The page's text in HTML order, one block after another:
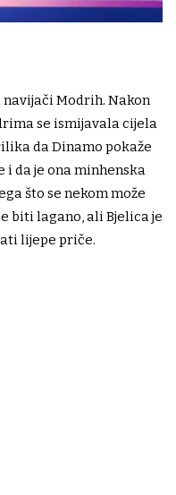
Modrih. Nakon
se ismijavala cijela
da Dinamo pokaže
i da je ona minhenska
što se nekom može
biti lagano, ali Bjelica je
lijepe priče.